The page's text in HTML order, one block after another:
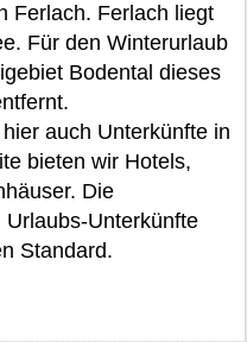
Ferlach. Ferlach liegt
Für den Winterurlaub
Bodental dieses
auch Unterkünfte in
bieten wir Hotels,
Die
Unterkünfte
Standard.